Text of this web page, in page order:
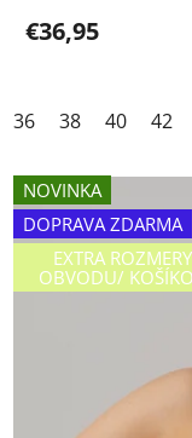
€36,95
36 38 40 42
NOVINKA
DOPRAVA ZDARMA
EXTRA ROZMERY
OBVODU/